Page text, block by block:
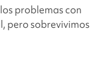
problemas con
pero sobrevivimos